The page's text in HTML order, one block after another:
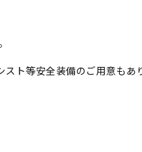
ト等安全装備のご用意もあり